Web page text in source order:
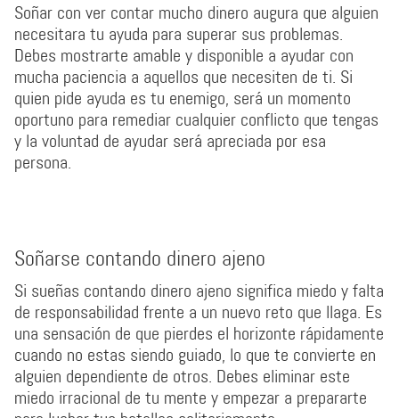
Soñar con ver contar mucho dinero augura que alguien
necesitara tu ayuda para superar sus problemas.
Debes mostrarte amable y disponible a ayudar con
mucha paciencia a aquellos que necesiten de ti. Si
quien pide ayuda es tu enemigo, será un momento
oportuno para remediar cualquier conflicto que tengas
y la voluntad de ayudar será apreciada por esa
persona.
Soñarse contando dinero ajeno
Si sueñas contando dinero ajeno significa miedo y falta
de responsabilidad frente a un nuevo reto que llaga. Es
una sensación de que pierdes el horizonte rápidamente
cuando no estas siendo guiado, lo que te convierte en
alguien dependiente de otros. Debes eliminar este
miedo irracional de tu mente y empezar a prepararte